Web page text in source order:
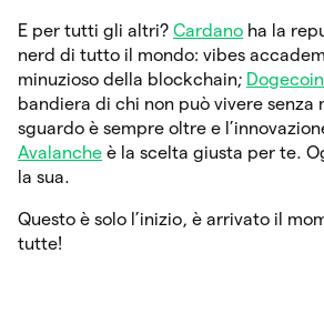
E per tutti gli altri? Cardano ha la
nerd di tutto il mondo: vibes
minuzioso della blockchain; Dogecoin
bandiera di chi non può vivere senza
sguardo è sempre oltre e
Avalanche è la scelta giusta per te.
la sua.
Questo è solo l’inizio, è arrivato il
tutte!